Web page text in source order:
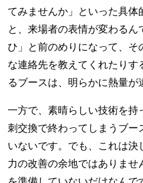
てみませんか」といった具体
と、来場者の表情が変わる
ひ」と前のめりになって、そ
な連絡先を教えてくれたりす
るブースは、明らかに熱量が
一方で、素晴らしい技術を持
刺交換で終わってしまうブー
いないです。でも、これは決
力の改善の余地ではありませ